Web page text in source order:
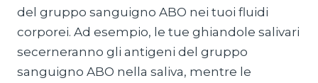
del gruppo sanguigno ABO nei tuoi fluidi
corporei. Ad esempio, le tue ghiandole salivari
secerneranno gli antigeni del gruppo
sanguigno ABO nella saliva, mentre le